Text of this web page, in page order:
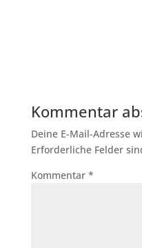
Kommentar
Deine E-Mail-Adresse
Erforderliche Felder
Kommentar *